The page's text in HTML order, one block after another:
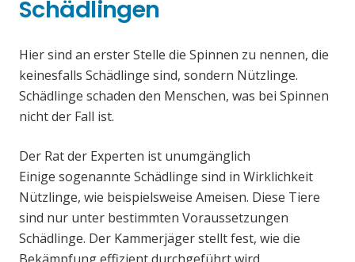
Schädlingen
Hier sind an erster Stelle die Spinnen zu nennen, die
keinesfalls Schädlinge sind, sondern Nützlinge.
Schädlinge schaden den Menschen, was bei Spinnen
nicht der Fall ist.
Der Rat der Experten ist unumgänglich
Einige sogenannte Schädlinge sind in Wirklichkeit
Nützlinge, wie beispielsweise Ameisen. Diese Tiere
sind nur unter bestimmten Voraussetzungen
Schädlinge. Der Kammerjäger stellt fest, wie die